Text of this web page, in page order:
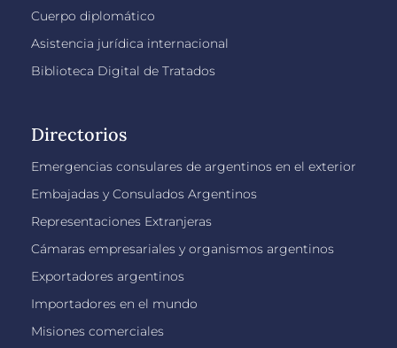
Cuerpo diplomático
Asistencia jurídica internacional
Biblioteca Digital de Tratados
Directorios
Emergencias consulares de argentinos en el exterior
Embajadas y Consulados Argentinos
Representaciones Extranjeras
Cámaras empresariales y organismos argentinos
Exportadores argentinos
Importadores en el mundo
Misiones comerciales